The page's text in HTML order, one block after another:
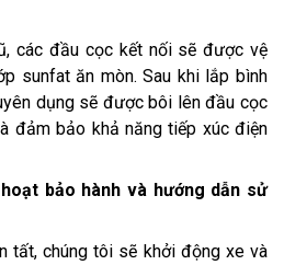
các đầu cọc kết nối sẽ được vệ
sunfat ăn mòn. Sau khi lắp bình
dụng sẽ được bôi lên đầu cọc
đảm bảo khả năng tiếp xúc điện
bảo hành và hướng dẫn sử
tất, chúng tôi sẽ khởi động xe và